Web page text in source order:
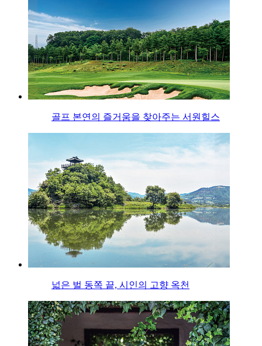
골프 본연의 즐거움을 찾아주는 서원힐스
넓은 벌 동쪽 끝, 시인의 고향 옥천